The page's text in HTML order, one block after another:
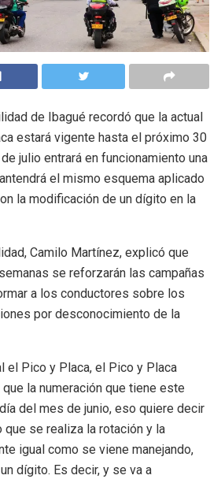
de Ibagué recordó que la actual
estará vigente hasta el próximo 30
julio entrará en funcionamiento una
el mismo esquema aplicado
la modificación de un dígito en la
Camilo Martínez, explicó que
se reforzarán las campañas
a los conductores sobre los
por desconocimiento de la
el Pico y Placa, el Pico y Placa
la numeración que tiene este
del mes de junio, eso quiere decir
se realiza la rotación y la
igual como se viene manejando,
dígito. Es decir, y se va a